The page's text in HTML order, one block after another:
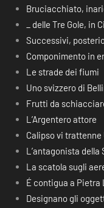
Bruciacchiato,
_ delle Tre Gole, in
Successivi,
Componimento in
Le strade dei fiumi
Uno svizzero di
Frutti da
L’Argentero attore
Calipso vi
L’antagonista della
La scatola sugli
É contigua a Pietra
Designano gli